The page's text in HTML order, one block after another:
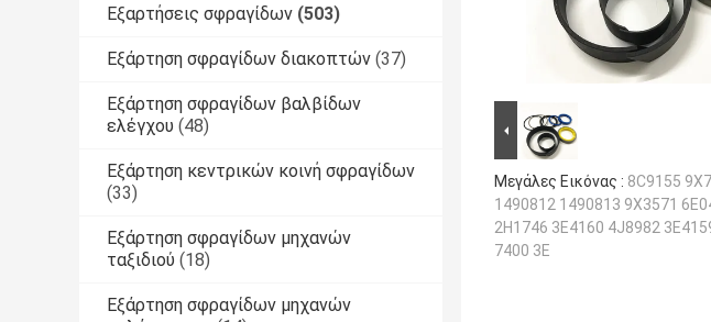
Εξαρτήσεις σφραγίδων (503)
Εξάρτηση σφραγίδων διακοπτών (37)
Εξάρτηση σφραγίδων βαλβίδων
ελέγχου (48)
Εξάρτηση κεντρικών κοινή σφραγίδων
(33)
Εξάρτηση σφραγίδων μηχανών
ταξιδιού (18)
Εξάρτηση σφραγίδων μηχανών
Μεγάλες Εικόνας : 8C9155
1490812 1490813 9X3571
2H1746 3E4160 4J8982
7400 3E